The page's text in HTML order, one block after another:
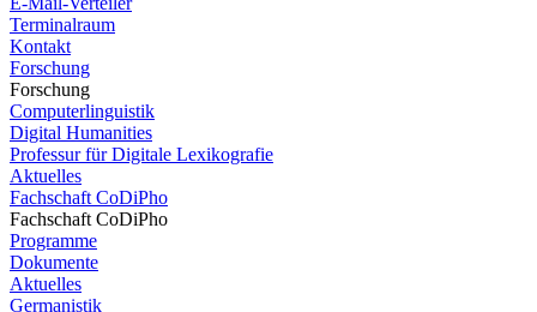
Terminalraum
Kontakt
Forschung
Forschung
Computerlinguistik
Digital Humanities
Professur für Digitale Lexikografie
Aktuelles
Fachschaft CoDiPho
Fachschaft CoDiPho
Programme
Dokumente
Aktuelles
Germanistik